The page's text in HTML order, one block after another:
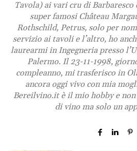
Tavola) ai vari cru di Barbaresco
super famosi Château
Rothschild, Petrus, solo per
servizio ai tavoli e l’altro, ho
laurearmi in Ingegneria presso
Palermo. Il 23-11-1998,
compleanno, mi trasferisco in
ancora oggi vivo con mia
Bereilvino.it è il mio hobby e
di vino ma solo un